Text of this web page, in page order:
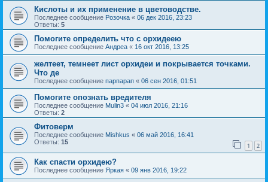
Кислоты и их применение в цветоводстве.
Последнее сообщение Розочка « 06 дек 2016, 23:23
Ответы: 5
Помогите определить что с орхидеею
Последнее сообщение Андреа « 16 окт 2016, 13:25
желтеет, темнеет лист орхидеи и покрывается точками.
Что де
Последнее сообщение парпарап « 06 сен 2016, 01:51
Помогите опознать вредителя
Последнее сообщение Mulin3 « 04 июл 2016, 21:16
Ответы: 2
Фитоверм
Последнее сообщение Mishkus « 06 май 2016, 16:41
Ответы: 15 1 2
Как спасти орхидею?
Последнее сообщение Яркая « 09 янв 2016, 19:22